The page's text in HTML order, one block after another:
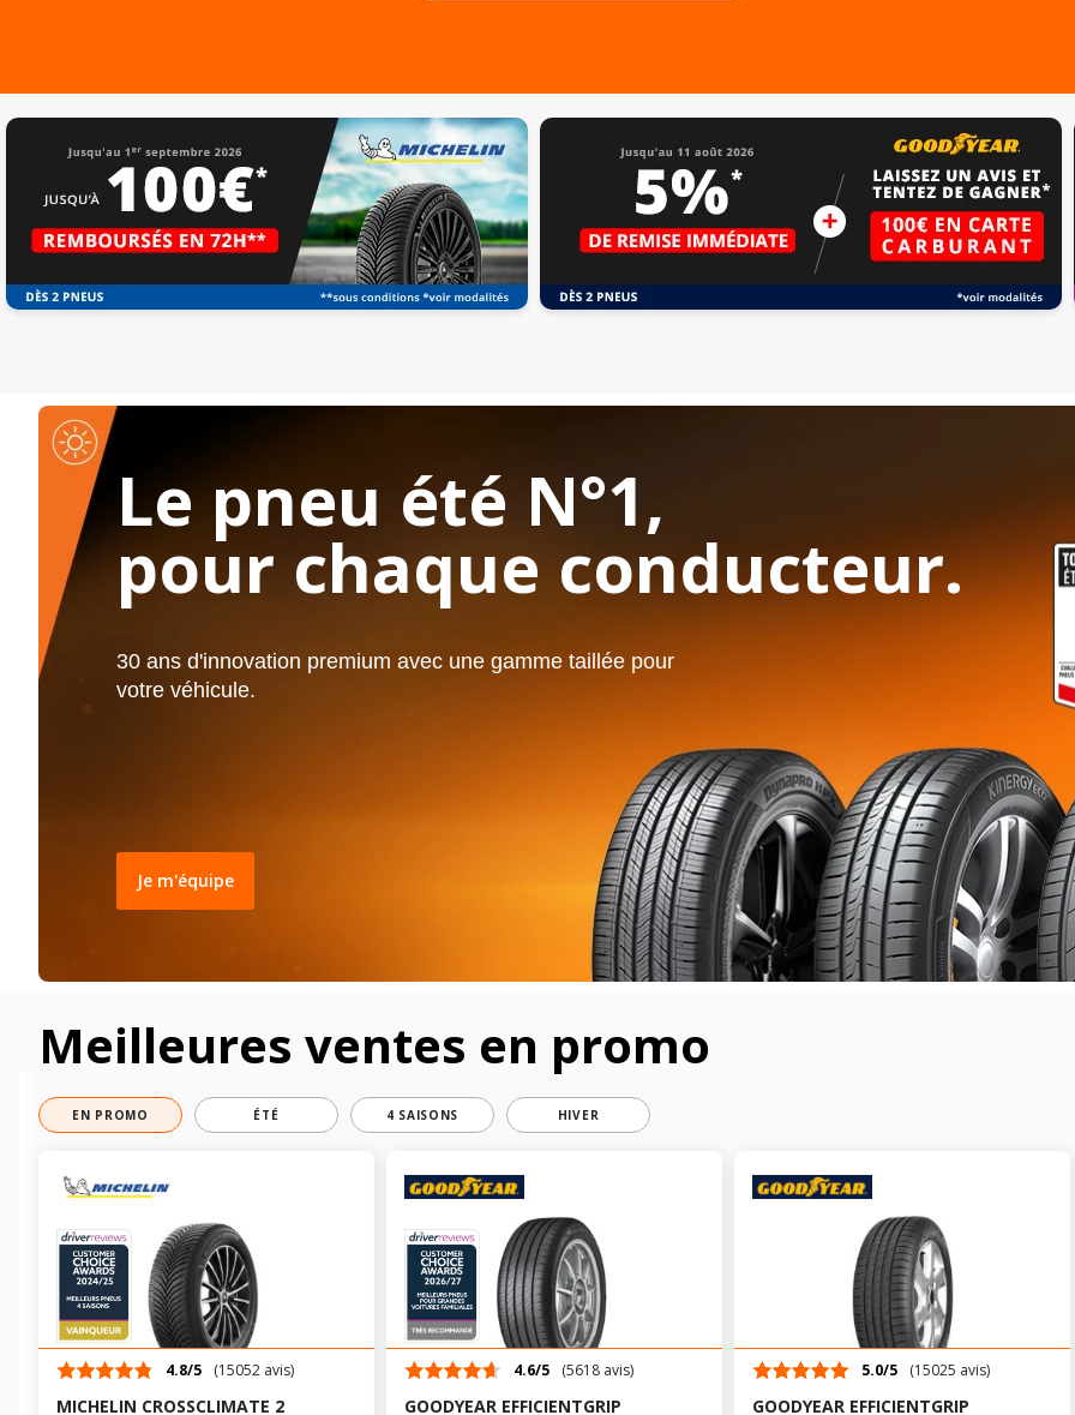
Le pneu été N°1,
pour chaque conducteur.
30 ans d'innovation premium avec une gamme taillée pour
votre véhicule.
Je m'équipe
Meilleures ventes en promo
EN PROMO ÉTÉ 4 SAISONS HIVER
4.8/5 (15052 avis)
MICHELIN CROSSCLIMATE 2
4.6/5 (5618 avis)
GOODYEAR EFFICIENTGRIP
5.0/5 (15025 avis)
GOODYEAR EFFICIENTGRIP